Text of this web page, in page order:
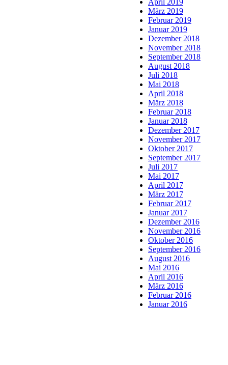
März 2019
Februar 2019
Januar 2019
Dezember 2018
November 2018
September 2018
August 2018
Juli 2018
Mai 2018
April 2018
März 2018
Februar 2018
Januar 2018
Dezember 2017
November 2017
Oktober 2017
September 2017
Juli 2017
Mai 2017
April 2017
März 2017
Februar 2017
Januar 2017
Dezember 2016
November 2016
Oktober 2016
September 2016
August 2016
Mai 2016
April 2016
März 2016
Februar 2016
Januar 2016